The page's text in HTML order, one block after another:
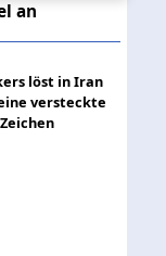
an
löst in Iran
versteckte